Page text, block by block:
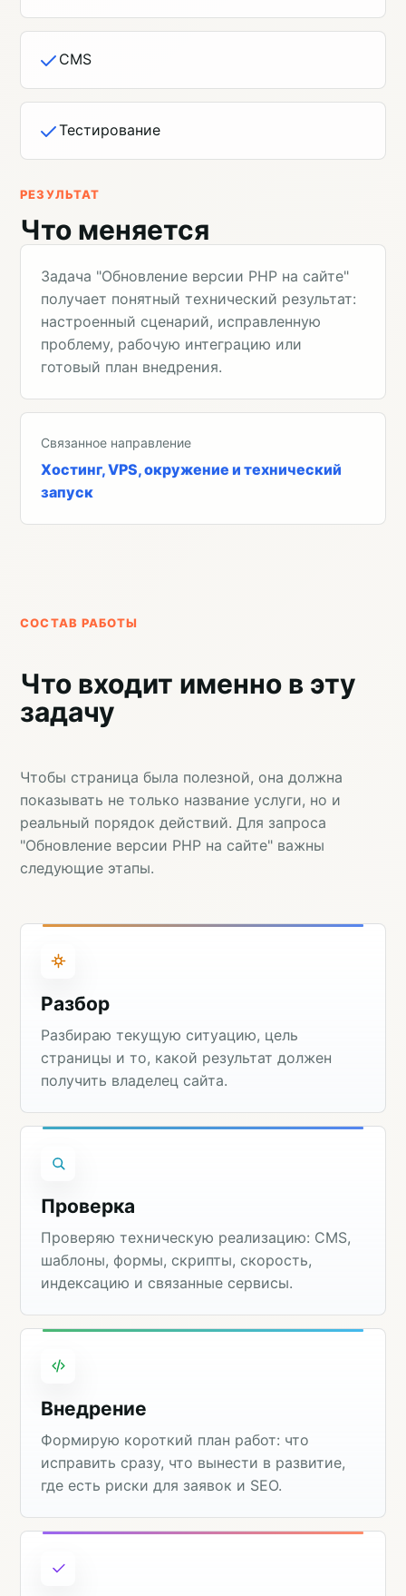
CMS
Тестирование
РЕЗУЛЬТАТ
Что меняется
Задача "Обновление версии PHP на сайте"
получает понятный технический результат:
настроенный сценарий, исправленную
проблему, рабочую интеграцию или
готовый план внедрения.
Связанное направление
Хостинг, VPS, окружение и технический
запуск
СОСТАВ РАБОТЫ
Что входит именно в эту
задачу
Чтобы страница была полезной, она должна
показывать не только название услуги, но и
реальный порядок действий. Для запроса
"Обновление версии PHP на сайте" важны
следующие этапы.
Разбор
Разбираю текущую ситуацию, цель
страницы и то, какой результат должен
получить владелец сайта.
Проверка
Проверяю техническую реализацию: CMS,
шаблоны, формы, скрипты, скорость,
индексацию и связанные сервисы.
Внедрение
Формирую короткий план работ: что
исправить сразу, что вынести в развитие,
где есть риски для заявок и SEO.